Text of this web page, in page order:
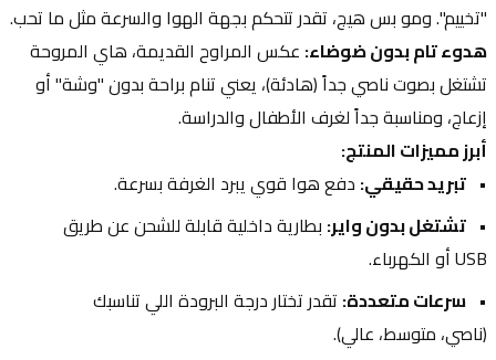
"تخييم". ومو بس هيج، تقدر تتحكم بجهة الهوا والسرعة مثل ما تحب.
هدوء تام بدون ضوضاء:
إزعاج، ومناسبة جداً لغرف الأطفال والدراسة.
أبرز مميزات المنتج:
تبريد حقيقي: دفع هوا قوي يبرد الغرفة بسرعة.
تشتغل بدون واير:
USB أو الكهرباء.
سرعات متعددة:
(ناصي، متوسط، عالي).